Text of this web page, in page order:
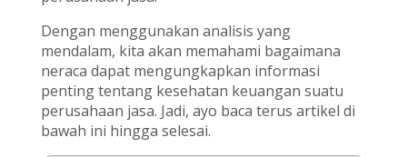
Dengan menggunakan analisis yang
mendalam, kita akan memahami bagaimana
neraca dapat mengungkapkan informasi
penting tentang kesehatan keuangan suatu
perusahaan jasa. Jadi, ayo baca terus artikel di
bawah ini hingga selesai.